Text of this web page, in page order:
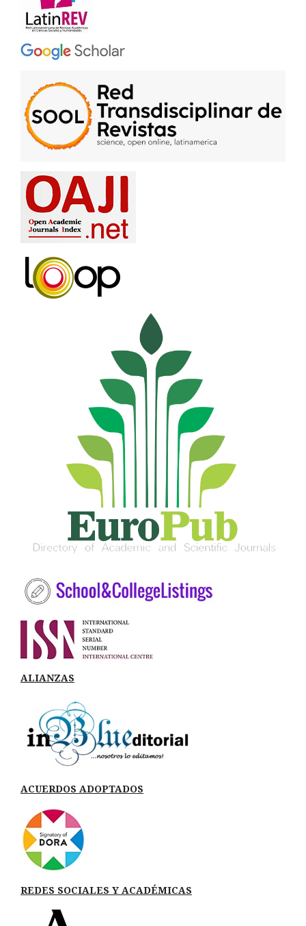
ALIANZAS
ACUERDOS ADOPTADOS
REDES SOCIALES Y ACADÉMICAS